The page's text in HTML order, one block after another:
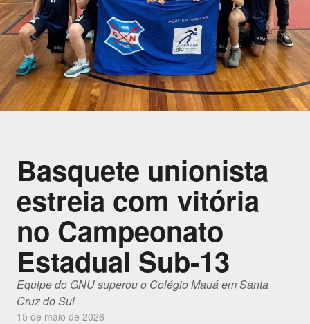
Basquete unionista
estreia com vitória
no Campeonato
Estadual Sub-13
Equipe do GNU superou o Colégio Mauá em Santa
Cruz do Sul
15 de maio de 2026